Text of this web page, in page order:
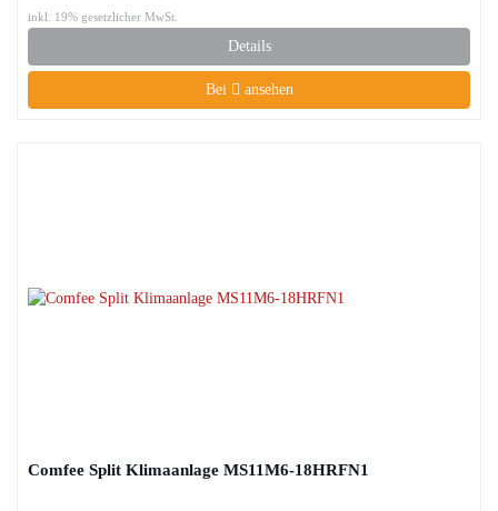
inkl. 19% gesetzlicher MwSt.
Details
Bei ansehen
Comfee Split Klimaanlage MS11M6-18HRFN1